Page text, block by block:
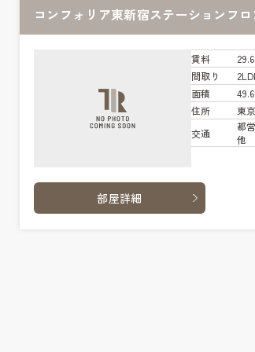
コンフォリア東新宿ステーションフ
賃料
間取り
面積
住所
東
交通
都
他
部屋詳細